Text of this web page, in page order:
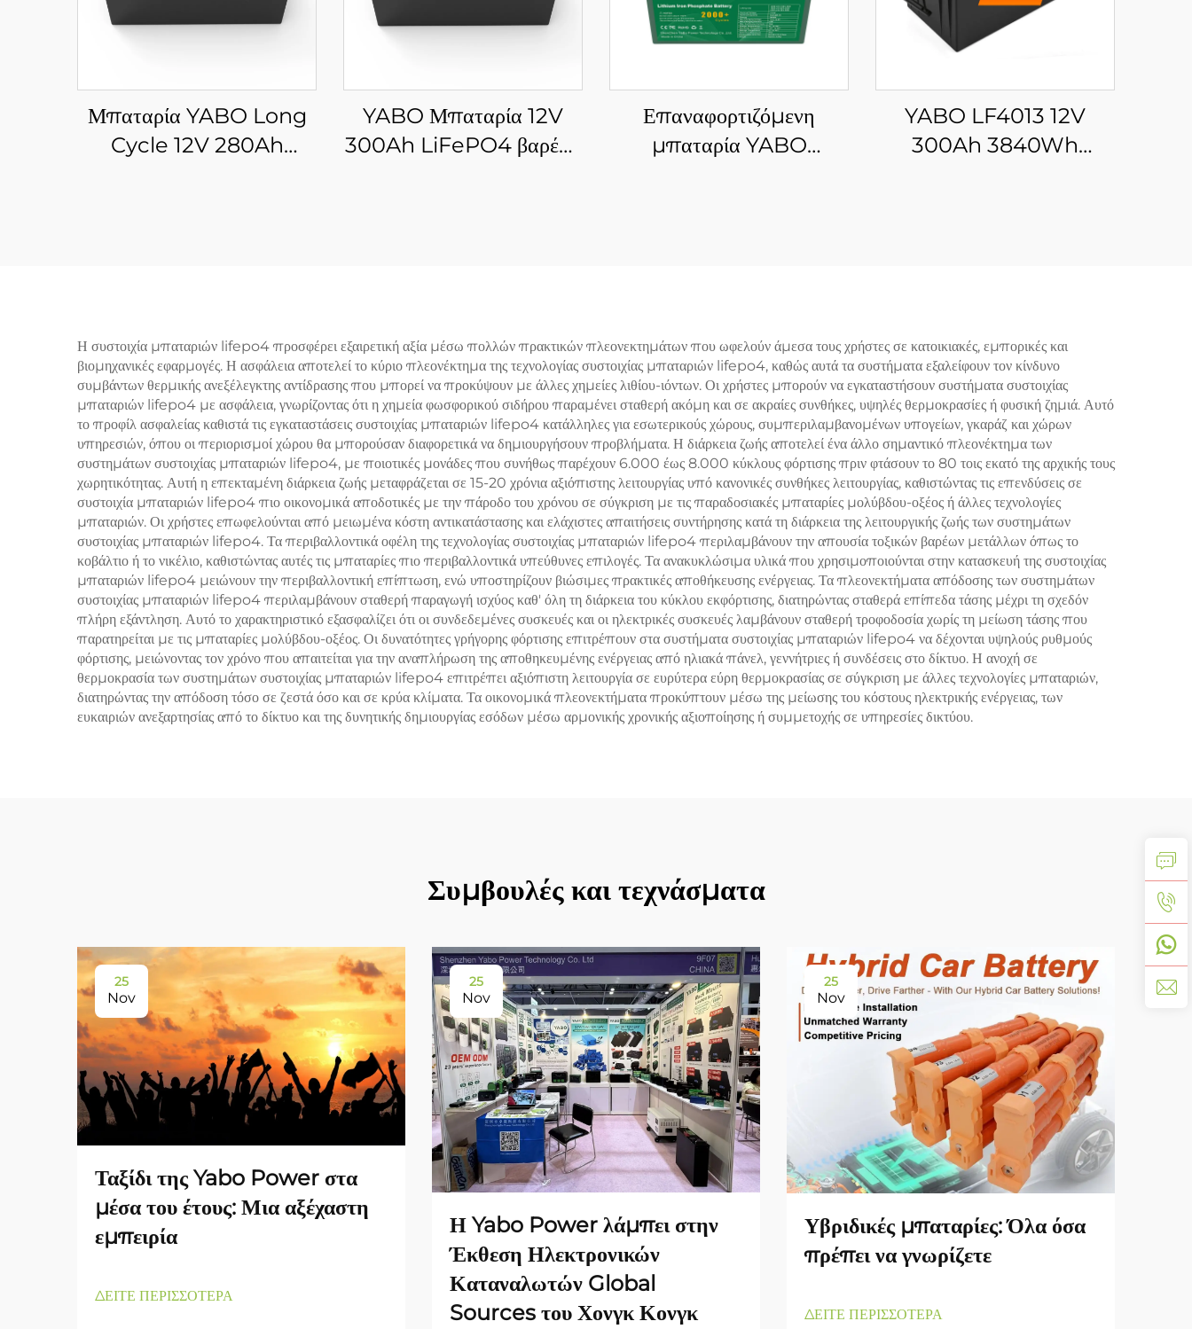
Μπαταρία YABO Long
Cycle 12V 280Ah
YABO Μπαταρία 12V
300Ah LiFePO4 βαρέως
Επαναφορτιζόμενη
μπαταρία YABO
YABO LF4013 12V
300Ah 3840Wh
Αυτοκινούμενα,
Αποθήκευση Ενέργειας
Στο Σπίτι
Η συστοιχία μπαταριών lifepo4 προσφέρει εξαιρετική αξία μέσω πολλών πρακτικών πλεονεκτημάτων που ωφελούν άμεσα τους χρήστες σε κατοικιακές, εμπορικές και
βιομηχανικές εφαρμογές. Η ασφάλεια αποτελεί το κύριο πλεονέκτημα της τεχνολογίας συστοιχίας μπαταριών lifepo4, καθώς αυτά τα συστήματα εξαλείφουν τον κίνδυνο
συμβάντων θερμικής ανεξέλεγκτης αντίδρασης που μπορεί να προκύψουν με άλλες χημείες λιθίου-ιόντων. Οι χρήστες μπορούν να εγκαταστήσουν συστήματα συστοιχίας
μπαταριών lifepo4 με ασφάλεια, γνωρίζοντας ότι η χημεία φωσφορικού σιδήρου παραμένει σταθερή ακόμη και σε ακραίες συνθήκες, υψηλές θερμοκρασίες ή φυσική ζημιά. Αυτό
το προφίλ ασφαλείας καθιστά τις εγκαταστάσεις συστοιχίας μπαταριών lifepo4 κατάλληλες για εσωτερικούς χώρους, συμπεριλαμβανομένων υπογείων, γκαράζ και χώρων
υπηρεσιών, όπου οι περιορισμοί χώρου θα μπορούσαν διαφορετικά να δημιουργήσουν προβλήματα. Η διάρκεια ζωής αποτελεί ένα άλλο σημαντικό πλεονέκτημα των
συστημάτων συστοιχίας μπαταριών lifepo4, με ποιοτικές μονάδες που συνήθως παρέχουν 6.000 έως 8.000 κύκλους φόρτισης πριν φτάσουν το 80 τοις εκατό της αρχικής τους
χωρητικότητας. Αυτή η επεκταμένη διάρκεια ζωής μεταφράζεται σε 15-20 χρόνια αξιόπιστης λειτουργίας υπό κανονικές συνθήκες λειτουργίας, καθιστώντας τις επενδύσεις σε
συστοιχία μπαταριών lifepo4 πιο οικονομικά αποδοτικές με την πάροδο του χρόνου σε σύγκριση με τις παραδοσιακές μπαταρίες μολύβδου-οξέος ή άλλες τεχνολογίες
μπαταριών. Οι χρήστες επωφελούνται από μειωμένα κόστη αντικατάστασης και ελάχιστες απαιτήσεις συντήρησης κατά τη διάρκεια της λειτουργικής ζωής των συστημάτων
συστοιχίας μπαταριών lifepo4. Τα περιβαλλοντικά οφέλη της τεχνολογίας συστοιχίας μπαταριών lifepo4 περιλαμβάνουν την απουσία τοξικών βαρέων μετάλλων όπως το
κοβάλτιο ή το νικέλιο, καθιστώντας αυτές τις μπαταρίες πιο περιβαλλοντικά υπεύθυνες επιλογές. Τα ανακυκλώσιμα υλικά που χρησιμοποιούνται στην κατασκευή της συστοιχίας
μπαταριών lifepo4 μειώνουν την περιβαλλοντική επίπτωση, ενώ υποστηρίζουν βιώσιμες πρακτικές αποθήκευσης ενέργειας. Τα πλεονεκτήματα απόδοσης των συστημάτων
συστοιχίας μπαταριών lifepo4 περιλαμβάνουν σταθερή παραγωγή ισχύος καθ' όλη τη διάρκεια του κύκλου εκφόρτισης, διατηρώντας σταθερά επίπεδα τάσης μέχρι τη σχεδόν
πλήρη εξάντληση. Αυτό το χαρακτηριστικό εξασφαλίζει ότι οι συνδεδεμένες συσκευές και οι ηλεκτρικές συσκευές λαμβάνουν σταθερή τροφοδοσία χωρίς τη μείωση τάσης που
παρατηρείται με τις μπαταρίες μολύβδου-οξέος. Οι δυνατότητες γρήγορης φόρτισης επιτρέπουν στα συστήματα συστοιχίας μπαταριών lifepo4 να δέχονται υψηλούς ρυθμούς
φόρτισης, μειώνοντας τον χρόνο που απαιτείται για την αναπλήρωση της αποθηκευμένης ενέργειας από ηλιακά πάνελ, γεννήτριες ή συνδέσεις στο δίκτυο. Η ανοχή σε
θερμοκρασία των συστημάτων συστοιχίας μπαταριών lifepo4 επιτρέπει αξιόπιστη λειτουργία σε ευρύτερα εύρη θερμοκρασίας σε σύγκριση με άλλες τεχνολογίες μπαταριών,
διατηρώντας την απόδοση τόσο σε ζεστά όσο και σε κρύα κλίματα. Τα οικονομικά πλεονεκτήματα προκύπτουν μέσω της μείωσης του κόστους ηλεκτρικής ενέργειας, των
ευκαιριών ανεξαρτησίας από το δίκτυο και της δυνητικής δημιουργίας εσόδων μέσω αρμονικής χρονικής αξιοποίησης ή συμμετοχής σε υπηρεσίες δικτύου.
Συμβουλές και τεχνάσματα
25
Nov
Ταξίδι της Yabo Power στα
μέσα του έτους: Μια αξέχαστη
εμπειρία
ΔΕΙΤΕ ΠΕΡΙΣΣΟΤΕΡΑ
25
Nov
Η Yabo Power λάμπει στην
Έκθεση Ηλεκτρονικών
Καταναλωτών Global
Sources του Χονγκ Κονγκ
25
Nov
Υβριδικές μπαταρίες: Όλα όσα
πρέπει να γνωρίζετε
ΔΕΙΤΕ ΠΕΡΙΣΣΟΤΕΡΑ